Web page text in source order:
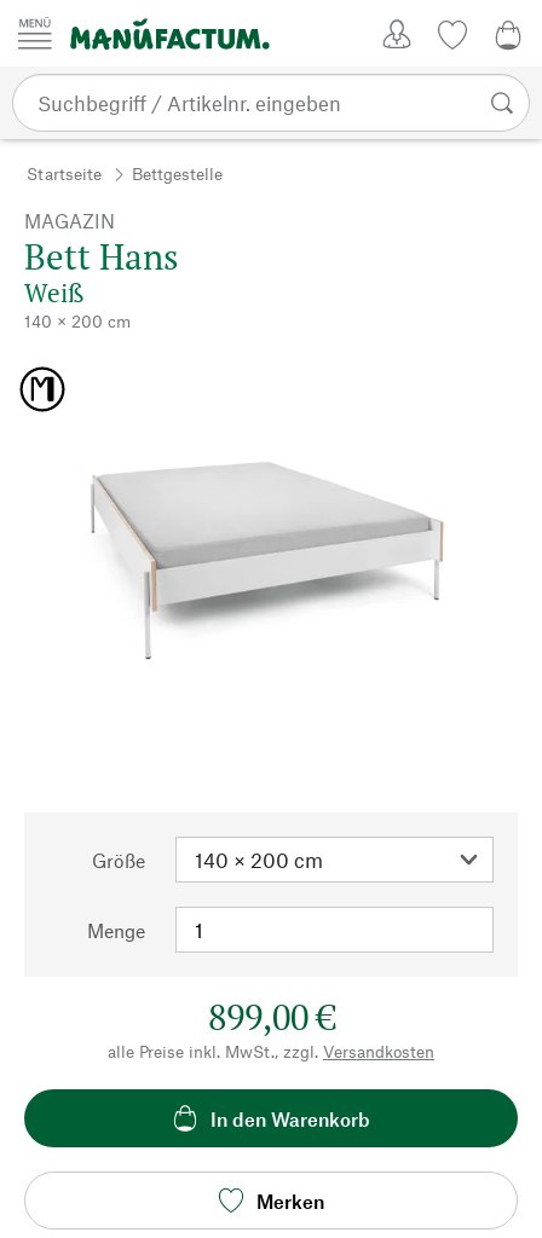
Zum Inhalt springen
Startseite Bettgestelle
MAGAZIN
Bett Hans
Weiß
140 × 200 cm
Größe
Menge
899,00 €
alle Preise inkl. MwSt., zzgl. Versandkosten
In den Warenkorb
Merken